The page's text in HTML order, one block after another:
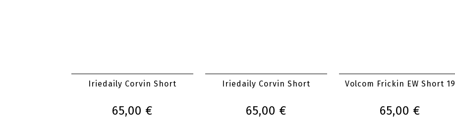
Iriedaily Corvin Short
65,00 €
Iriedaily Corvin Short
65,00 €
Volcom Frickin EW Short 19
65,00 €